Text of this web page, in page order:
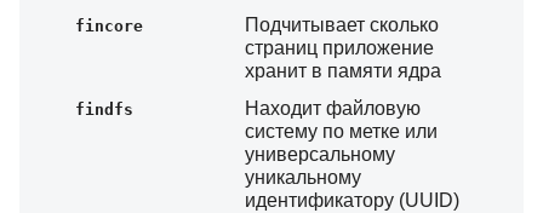
fincore
Подчитывает сколько
страниц приложение
хранит в памяти ядра
findfs
Находит файловую
систему по метке или
универсальному
уникальному
идентификатору (UUID)